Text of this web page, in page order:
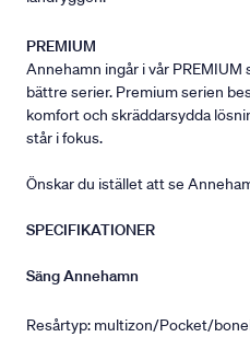
PREMIUM
Annehamn ingår i vår PREMIUM
bättre serier. Premium serien
komfort och skräddarsydda
står i fokus.
Önskar du istället att se
SPECIFIKATIONER
Säng Annehamn
Resårtyp: multizon/Pocket/